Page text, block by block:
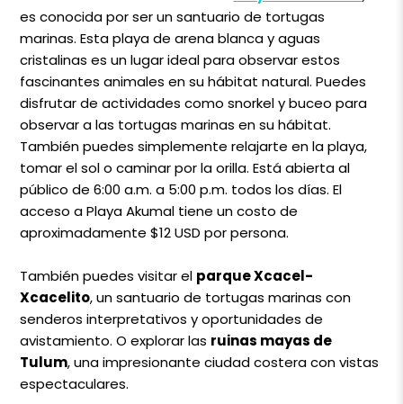
es conocida por ser un santuario de tortugas
marinas. Esta playa de arena blanca y aguas
cristalinas es un lugar ideal para observar estos
fascinantes animales en su hábitat natural. Puedes
disfrutar de actividades como snorkel y buceo para
observar a las tortugas marinas en su hábitat.
También puedes simplemente relajarte en la playa,
tomar el sol o caminar por la orilla. Está abierta al
público de 6:00 a.m. a 5:00 p.m. todos los días. El
acceso a Playa Akumal tiene un costo de
aproximadamente $12 USD por persona.
También puedes visitar el parque Xcacel-
Xcacelito, un santuario de tortugas marinas con
senderos interpretativos y oportunidades de
avistamiento. O explorar las ruinas mayas de
Tulum, una impresionante ciudad costera con vistas
espectaculares.